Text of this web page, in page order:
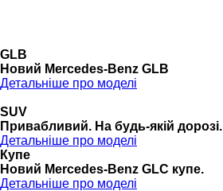
GLB
Новий Mercedes-Benz GLB
Детальніше про моделі
SUV
Привабливий. На будь-якій дорозі.
Детальніше про моделі
Купе
Новий Mercedes-Benz GLС купе.
Детальніше про моделі